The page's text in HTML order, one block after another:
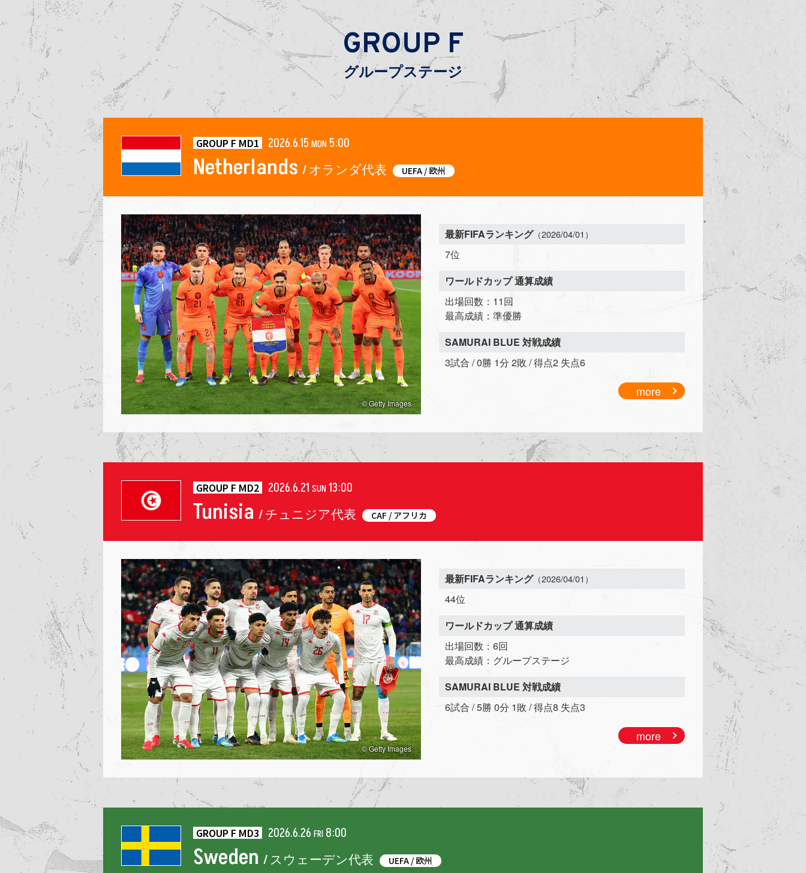
GROUP F
グループステージ
GROUP F MD1 2026.6.15 MON 5:00
Netherlands / オランダ代表 UEFA / 欧州
© Getty Images
最新FIFAランキング（2026/04/01）
7位
ワールドカップ 通算成績
出場回数：11回
最高成績：準優勝
SAMURAI BLUE 対戦成績
3試合 / 0勝 1分 2敗 / 得点2 失点6
more
GROUP F MD2 2026.6.21 SUN13:00
Tunisia / チュニジア代表 CAF / アフリカ
© Getty Images
最新FIFAランキング（2026/04/01）
44位
ワールドカップ 通算成績
出場回数：6回
最高成績：グループステージ
SAMURAI BLUE 対戦成績
6試合 / 5勝 0分 1敗 / 得点8 失点3
more
GROUP F MD3 2026.6.26 FRI 8:00
Sweden / スウェーデン代表 UEFA / 欧州